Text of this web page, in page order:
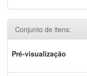
Conjunto de itens:
Pré-visualização